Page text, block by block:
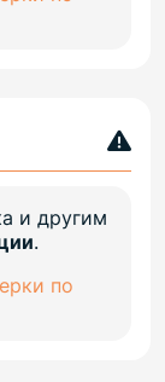
и другим
.
по